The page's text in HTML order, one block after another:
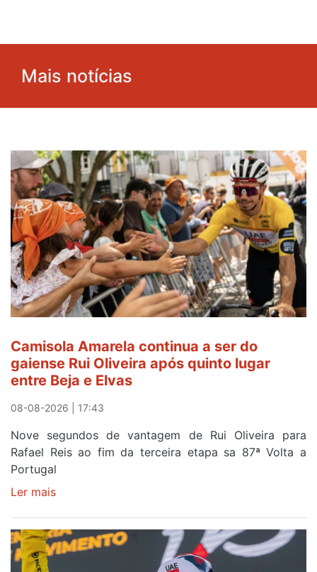
Mais notícias
Camisola Amarela continua a ser do
gaiense Rui Oliveira após quinto lugar
entre Beja e Elvas
08-08-2026 | 17:43
Nove segundos de vantagem de Rui Oliveira para
Rafael Reis ao fim da terceira etapa sa 87ª Volta a
Portugal
Ler mais
continua
a